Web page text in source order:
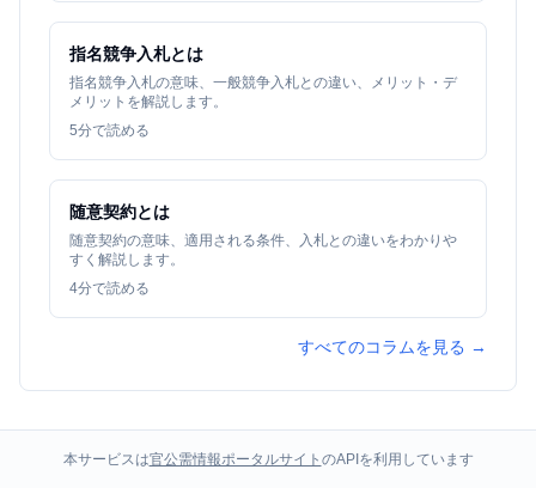
指名競争入札とは
指名競争入札の意味、一般競争入札との違い、メリット・デ
メリットを解説します。
5分で読める
随意契約とは
随意契約の意味、適用される条件、入札との違いをわかりや
すく解説します。
4分で読める
すべてのコラムを見る →
本サービスは官公需情報ポータルサイト のAPIを利用しています